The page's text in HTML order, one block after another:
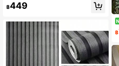
มพู สีม่วง & สีน้ำเงิน ตกแต่งโต๊ะอเนกป
฿449
฿